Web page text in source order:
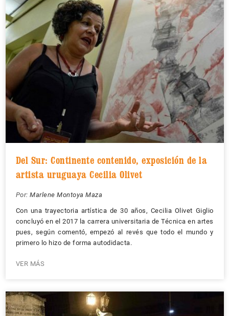
Del Sur: Continente contenido, exposición de la
artista uruguaya Cecilia Olivet
Por: Marlene Montoya Maza
Con una trayectoria artística de 30 años, Cecilia Olivet Giglio
concluyó en el 2017 la carrera universitaria de Técnica en artes
pues, según comentó, empezó al revés que todo el mundo y
primero lo hizo de forma autodidacta.
VER MÁS